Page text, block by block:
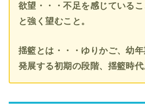
欲望・・・不足を感じている
と強く望むこと。
揺籃とは・・・ゆりかご、幼
発展する初期の段階、揺籃時代